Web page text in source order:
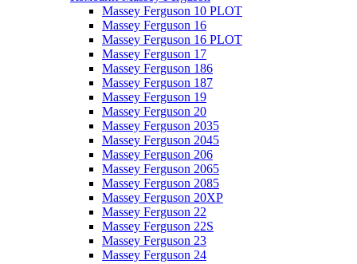
Massey Ferguson 10 PLOT
Massey Ferguson 16
Massey Ferguson 16 PLOT
Massey Ferguson 17
Massey Ferguson 186
Massey Ferguson 187
Massey Ferguson 19
Massey Ferguson 20
Massey Ferguson 2035
Massey Ferguson 2045
Massey Ferguson 206
Massey Ferguson 2065
Massey Ferguson 2085
Massey Ferguson 20XP
Massey Ferguson 22
Massey Ferguson 22S
Massey Ferguson 23
Massey Ferguson 24